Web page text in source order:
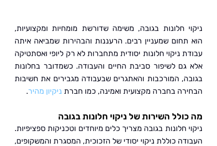
חלונות בגובה, משימה שדורשת מומחיות ומקצועיות,
שמעניין רבים. הרעננות והבהירות שמביאה איתה
ניקוי חלונות יסודית מתחברות לא רק ליופי ואסתטיקה
לשיפור סביבת החיים והעבודה. כשמדובר בחלונות
המורכבות והאתגרים שבעבודה מגבירים את חשיבות
בחברה מקצועית ואמינה, כמו חברתניקיון מהיר.
השירות של ניקוי חלונות בגובה
חלונות בגובה מצריך כלים מיוחדים וטכניקות ספציפיות.
כוללת ניקוי יסודי של הזכוכית, המסגרת והמשקופים,